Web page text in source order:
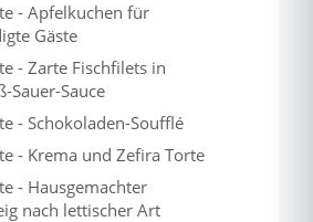
- Apfelkuchen für
Gäste
- Zarte Fischfilets in
Sauer-Sauce
- Schokoladen-Soufflé
- Krema und Zefira Torte
- Hausgemachter
nach lettischer Art